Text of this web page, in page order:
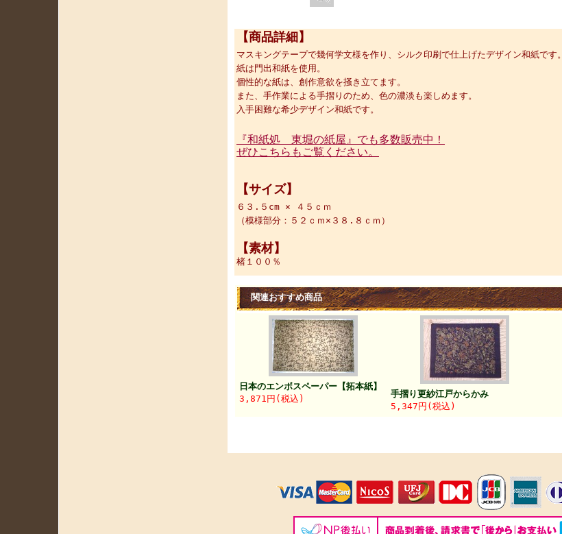
【商品詳細】
マスキングテープで幾何学文様を作り、シルク印刷で仕上げたデザイン和紙です。
紙は門出和紙を使用。
個性的な紙は、創作意欲を掻き立てます。
また、手作業による手摺りのため、色の濃淡も楽しめます。
入手困難な希少デザイン和紙です。
『和紙処 東堀の紙屋』でも多数販売中！
ぜひこちらもご覧ください。
【サイズ】
６３.５cm × ４５ｃｍ
（模様部分：５２ｃｍ×３８.８ｃｍ）
【素材】
楮１００％
関連おすすめ商品
日本のエンボスペーパー【拓本紙】
3,871円(税込)
手摺り更紗江戸からかみ
5,347円(税込)